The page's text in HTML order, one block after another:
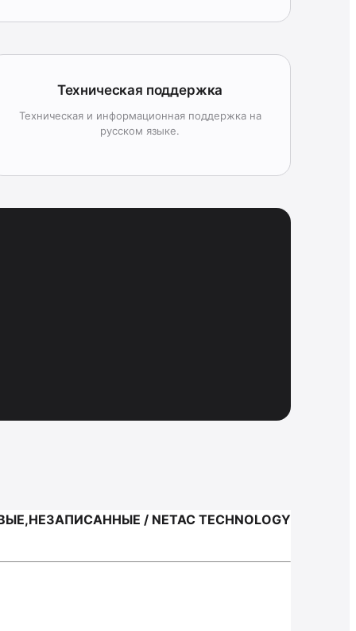
Техническая поддержка
Техническая и информационная поддержка на
русском языке.
/ NETAC TECHNOLOGY